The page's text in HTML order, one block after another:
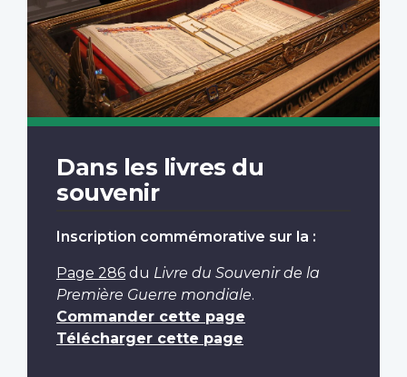
Dans les livres du
souvenir
Inscription commémorative sur la :
Page 286 du Livre du Souvenir de la
Première Guerre mondiale.
Commander cette page
Télécharger cette page